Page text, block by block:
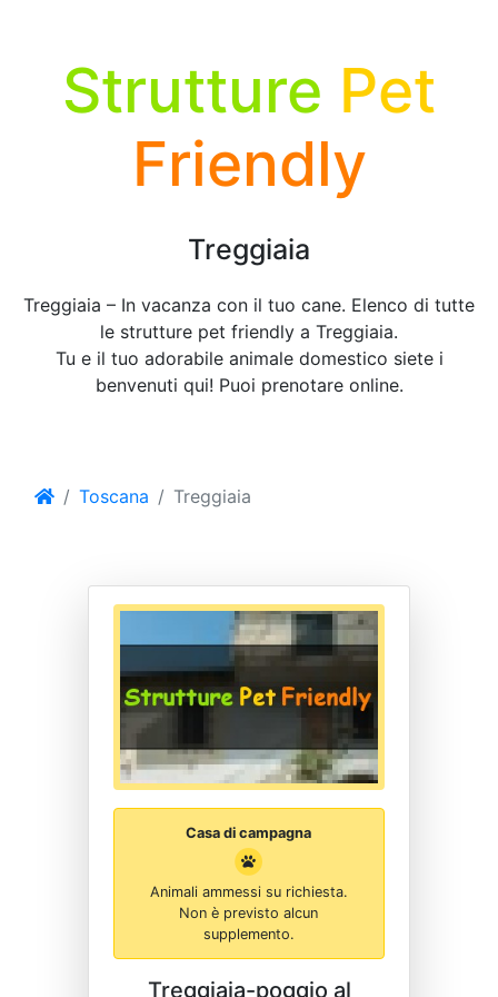
Strutture Pet
Friendly
Treggiaia
Treggiaia – In vacanza con il tuo cane. Elenco di tutte
le strutture pet friendly a Treggiaia.
Tu e il tuo adorabile animale domestico siete i
benvenuti qui! Puoi prenotare online.
Toscana Treggiaia
Casa di campagna
Animali ammessi su richiesta.
Non è previsto alcun
supplemento.
Treggiaia-poggio al